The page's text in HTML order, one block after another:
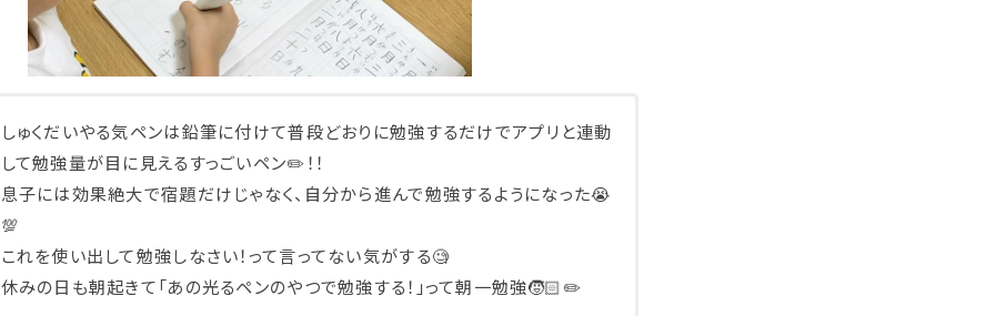
しゅくだいやる気ペンは鉛筆に付けて普段どおりに勉強するだけでアプリと連動
して勉強量が目に見えるすっごいペン✏️！！
息子には効果絶大で宿題だけじゃなく、自分から進んで勉強するようになった😭
💯
これを使い出して勉強しなさい！って言ってない気がする🧐
休みの日も朝起きて「あの光るペンのやつで勉強する！」って朝一勉強🧒🏻✏️